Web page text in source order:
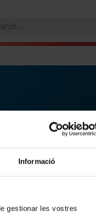
Informació
gestionar les vostres